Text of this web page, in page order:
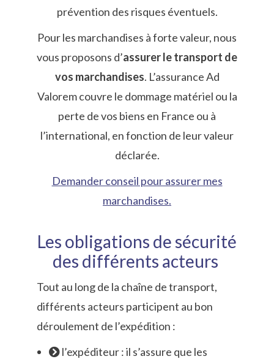
prévention des risques éventuels.
Pour les marchandises à forte valeur, nous
vous proposons d’assurer le transport de
vos marchandises. L’assurance Ad
Valorem couvre le dommage matériel ou la
perte de vos biens en France ou à
l’international, en fonction de leur valeur
déclarée.
Demander conseil pour assurer mes
marchandises.
Les obligations de sécurité
des différents acteurs
Tout au long de la chaîne de transport,
différents acteurs participent au bon
déroulement de l’expédition :
l’expéditeur : il s’assure que les